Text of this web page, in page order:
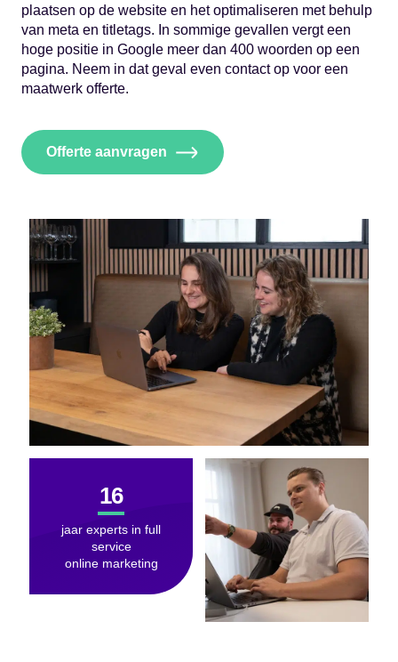
plaatsen op de website en het optimaliseren met behulp
van meta en titletags. In sommige gevallen vergt een
hoge positie in Google meer dan 400 woorden op een
pagina. Neem in dat geval even contact op voor een
maatwerk offerte.
Offerte aanvragen
16
jaar experts in full
service
online marketing